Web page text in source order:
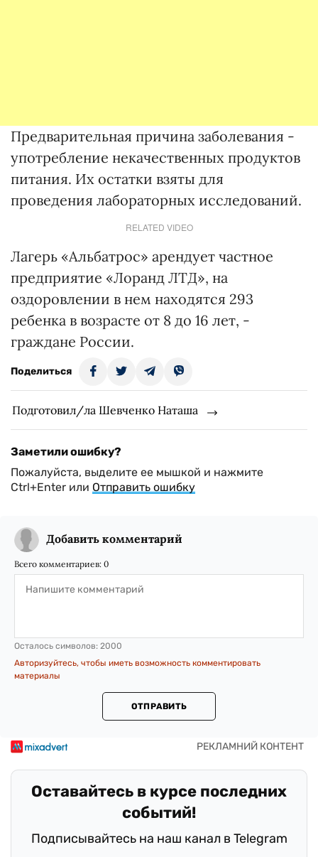
Предварительная причина заболевания -
употребление некачественных продуктов
питания. Их остатки взяты для
проведения лабораторных исследований.
RELATED VIDEO
Лагерь «Альбатрос» арендует частное
предприятие «Лоранд ЛТД», на
оздоровлении в нем находятся 293
ребенка в возрасте от 8 до 16 лет, -
граждане России.
Поделиться
Подготовил/ла Шевченко Наташа
Заметили ошибку?
Пожалуйста, выделите ее мышкой и нажмите
Ctrl+Enter или Отправить ошибку
Добавить комментарий
Всего комментариев: 0
Осталось символов: 2000
Авторизуйтесь, чтобы иметь возможность комментировать
материалы
ОТПРАВИТЬ
Оставайтесь в курсе последних
событий!
Подписывайтесь на наш канал в Telegram